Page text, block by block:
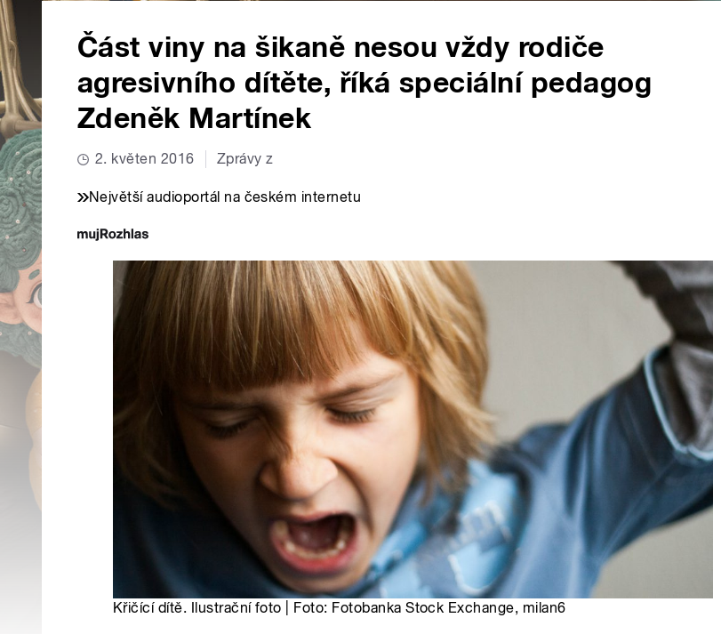
Část viny na šikaně nesou vždy rodiče
agresivního dítěte, říká speciální pedagog
Zdeněk Martínek
2. květen 2016 Zprávy z
Největší audioportál na českém internetu
Křičící dítě. Ilustrační foto | Foto: Fotobanka Stock Exchange, milan6